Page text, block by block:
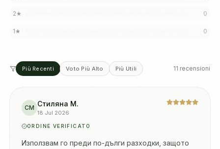
2★ 0
1★ 0
Più Recenti Voto Più Alto Più Utili 11 recensioni
СМ Стиляна М.
18 Jul 2026
ORDINE VERIFICATO
Използвам го преди по-дълги разходки, защото